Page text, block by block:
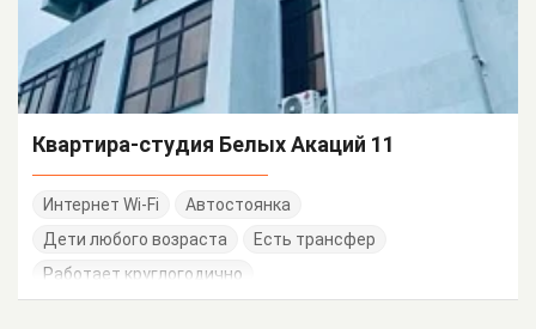
Квартира-студия Белых Акаций 11
Интернет Wi-Fi
Автостоянка
Дети любого возраста
Есть трансфер
Работает круглогодично